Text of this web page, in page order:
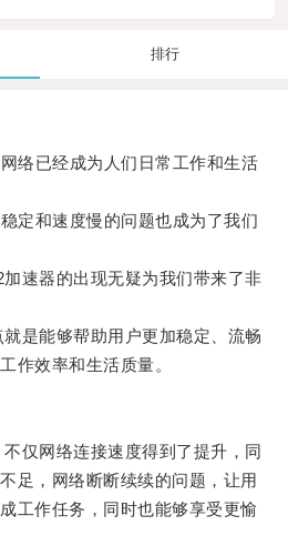
排行
已经成为人们日常工作和生活
和速度慢的问题也成为了我们
器的出现无疑为我们带来了非
能够帮助用户更加稳定、流畅
作效率和生活质量。
网络连接速度得到了提升，同
足，网络断断续续的问题，让用
工作任务，同时也能够享受更愉